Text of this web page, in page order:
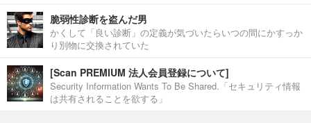
脆弱性診断を盗んだ男
かくして「良い診断」の定義が気づいたらいつの間にかすっか
り別物に交換されていた
[Scan PREMIUM 法人会員登録について]
Security Information Wants To Be Shared.「セキュリティ情報
は共有されることを欲する」